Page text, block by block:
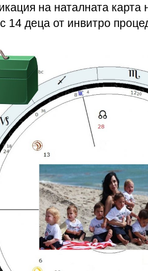
на наталната
14 деца от инвитро